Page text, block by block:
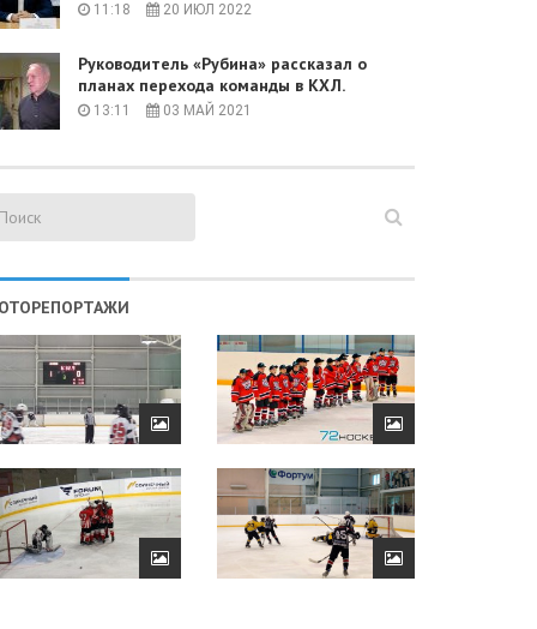
11:18 20 ИЮЛ 2022
Руководитель «Рубина» рассказал о
планах перехода команды в КХЛ.
13:11 03 МАЙ 2021